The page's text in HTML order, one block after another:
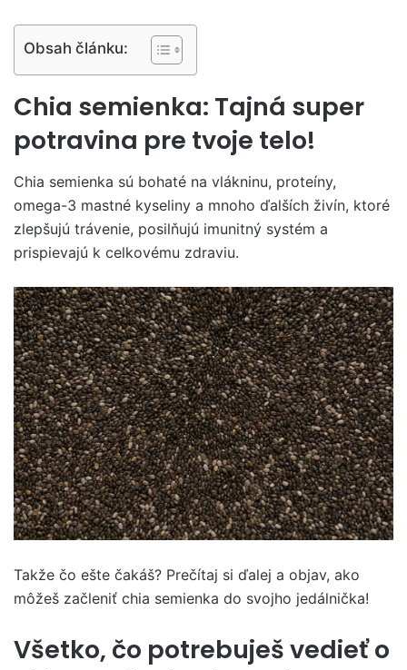
Obsah článku:
Chia semienka: Tajná super
potravina pre tvoje telo!
Chia semienka sú bohaté na vlákninu, proteíny,
omega-3 mastné kyseliny a mnoho ďalších živín, ktoré
zlepšujú trávenie, posilňujú imunitný systém a
prispievajú k celkovému zdraviu.
Takže čo ešte čakáš? Prečítaj si ďalej a objav, ako
môžeš začleniť chia semienka do svojho jedálnička!
Všetko, čo potrebuješ vedieť o